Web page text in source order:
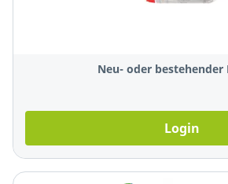
Neu- oder bestehender
Login